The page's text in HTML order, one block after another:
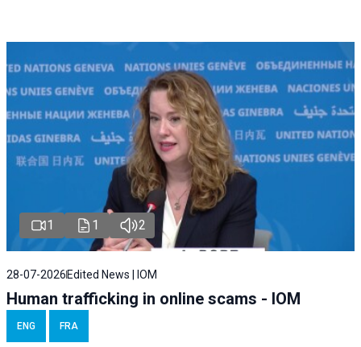
1 1 2
28-07-2026Edited News | IOM
Human trafficking in online scams - IOM
ENG FRA